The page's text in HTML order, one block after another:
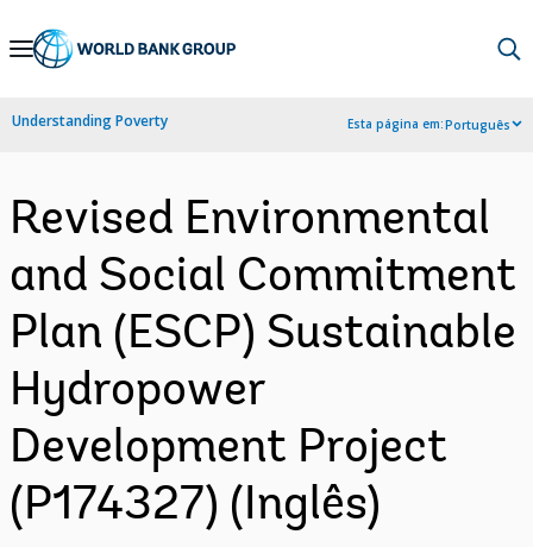
Skip
Navigation
Understanding Poverty Esta página em:Português
Revised Environmental
and Social Commitment
Plan (ESCP) Sustainable
Hydropower
Development Project
(P174327) (Inglês)